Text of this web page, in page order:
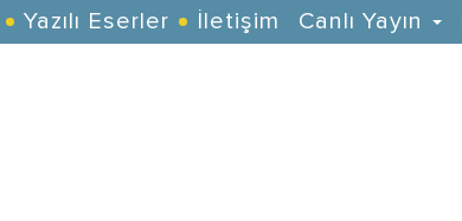
Yazılı Eserler İletişim Canlı Yayın